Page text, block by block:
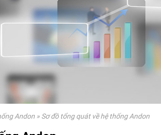
Andon » Sơ đồ tổng quát về hệ thống Andon